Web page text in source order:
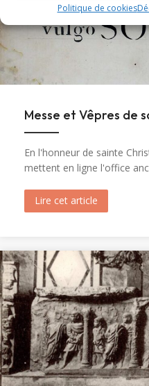
Politique de cookies
Messe et Vêpres de
En l'honneur de sainte
mettent en ligne l'office
Lire cet article